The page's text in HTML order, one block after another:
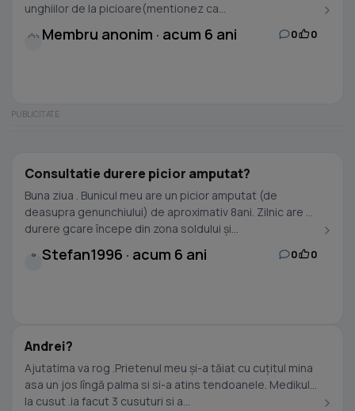
unghiilor de la picioare(mentionez ca...
Membru anonim · acum 6 ani 0 0
Consultatie durere picior amputat?
Buna ziua . Bunicul meu are un picior amputat (de
deasupra genunchiului) de aproximativ 8ani. Zilnic are o
durere gcare începe din zona soldului și...
S Stefan1996 · acum 6 ani 0 0
Andrei?
Ajutatima va rog .Prietenul meu și-a tăiat cu cuțitul mina
asa un jos lîngă palma si si-a atins tendoanele. Medikul
la cusut .ia facut 3 cusuturi si a...